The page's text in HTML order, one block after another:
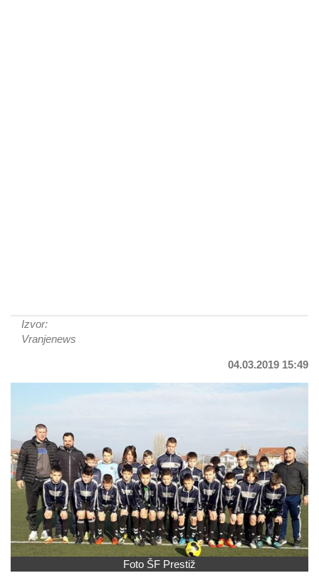
Izvor:
Vranjenews
04.03.2019 15:49
Foto ŠF Prestiž